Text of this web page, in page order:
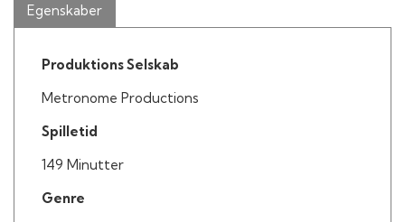
Egenskaber
Produktions Selskab
Metronome Productions
Spilletid
149 Minutter
Genre